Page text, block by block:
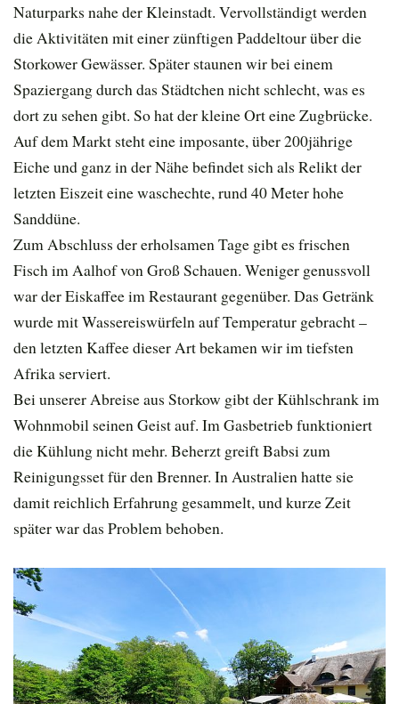
Naturparks nahe der Kleinstadt. Vervollständigt werden
die Aktivitäten mit einer zünftigen Paddeltour über die
Storkower Gewässer. Später staunen wir bei einem
Spaziergang durch das Städtchen nicht schlecht, was es
dort zu sehen gibt. So hat der kleine Ort eine Zugbrücke.
Auf dem Markt steht eine imposante, über 200jährige
Eiche und ganz in der Nähe befindet sich als Relikt der
letzten Eiszeit eine waschechte, rund 40 Meter hohe
Sanddüne.
Zum Abschluss der erholsamen Tage gibt es frischen
Fisch im Aalhof von Groß Schauen. Weniger genussvoll
war der Eiskaffee im Restaurant gegenüber. Das Getränk
wurde mit Wassereiswürfeln auf Temperatur gebracht –
den letzten Kaffee dieser Art bekamen wir im tiefsten
Afrika serviert.
Bei unserer Abreise aus Storkow gibt der Kühlschrank im
Wohnmobil seinen Geist auf. Im Gasbetrieb funktioniert
die Kühlung nicht mehr. Beherzt greift Babsi zum
Reinigungsset für den Brenner. In Australien hatte sie
damit reichlich Erfahrung gesammelt, und kurze Zeit
später war das Problem behoben.